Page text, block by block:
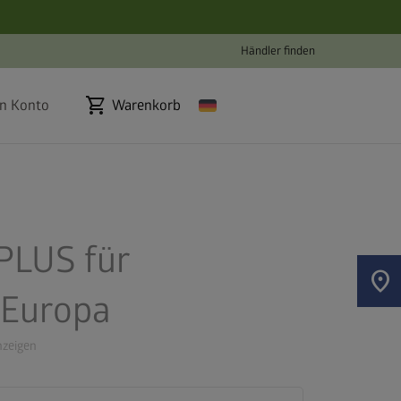
Händler finden
Konto shopping_cart Warenkorb
für
location_on